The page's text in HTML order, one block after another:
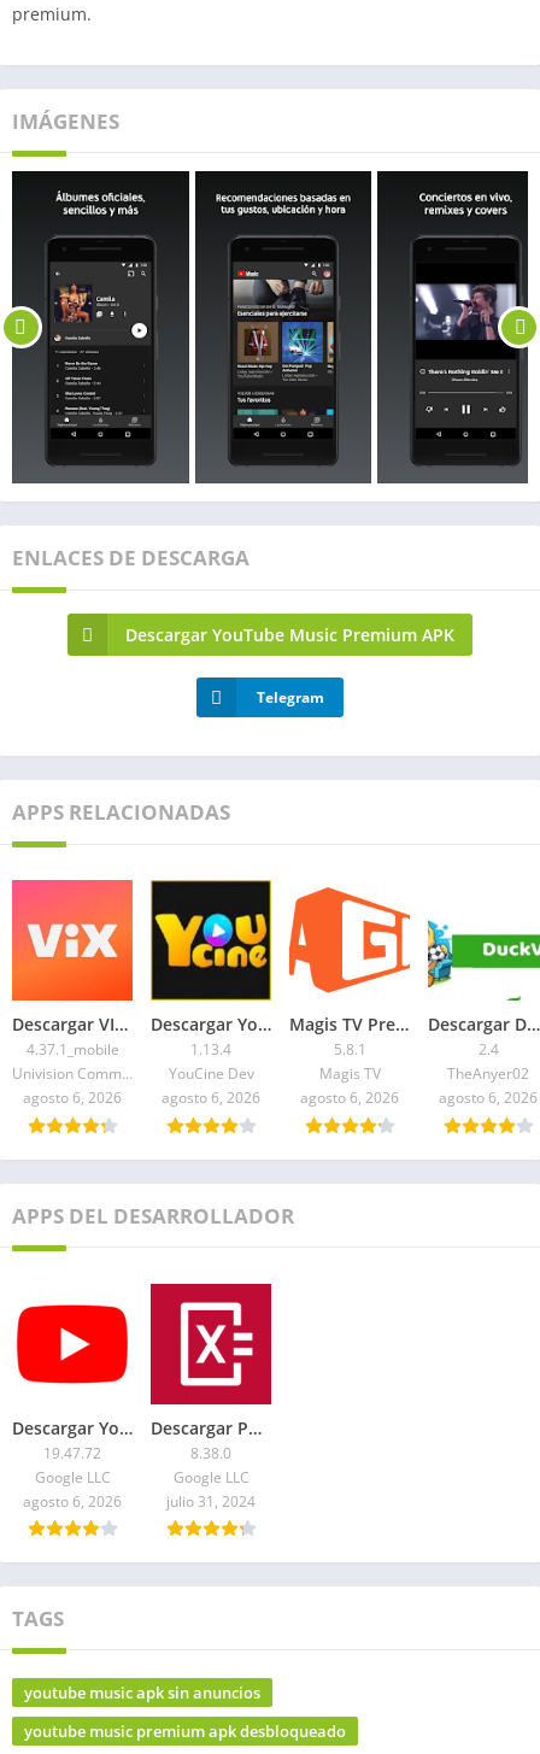
premium.
IMÁGENES
ENLACES DE DESCARGA
Descargar YouTube Music Premium APK
Telegram
APPS RELACIONADAS
Descargar VIX Premium APK 2026 Gratis para Android
4.37.1_mobile
Univision Communications Inc.
agosto 6, 2026
Descargar YouCine Premium APK 2026 para TV y Móvil
1.13.4
YouCine Dev
agosto 6, 2026
Magis TV Premium APK 2026 para Android y Smart TV
5.8.1
Magis TV
agosto 6, 2026
Descargar DuckVision APK 2026: Última versión
2.4
TheAnyer02
agosto 6, 2026
APPS DEL DESARROLLADOR
Descargar YouTube Premium APK 2026 última versión
19.47.72
Google LLC
agosto 6, 2026
Descargar Photomath Plus APK 2026
8.38.0
Google LLC
julio 31, 2024
TAGS
youtube music apk sin anuncios
youtube music premium apk desbloqueado